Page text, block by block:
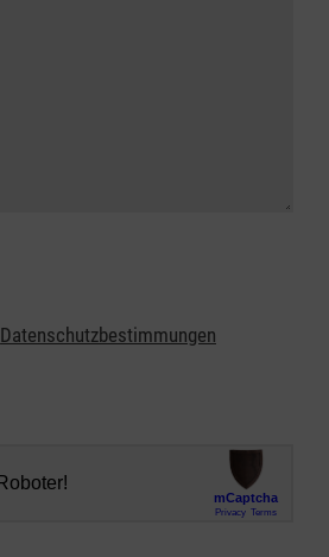
Datenschutzbestimmungen